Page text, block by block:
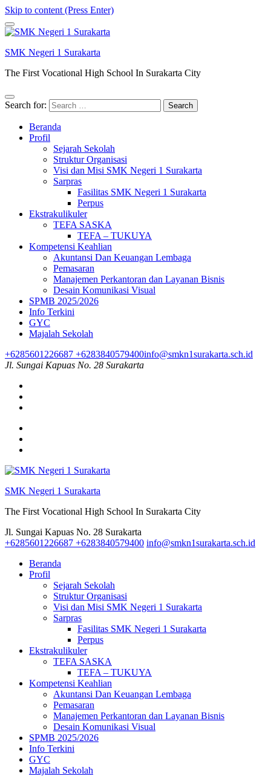
Skip to content (Press Enter)
SMK Negeri 1 Surakarta
The First Vocational High School In Surakarta City
Search for:
Beranda
Profil
Sejarah Sekolah
Struktur Organisasi
Visi dan Misi SMK Negeri 1 Surakarta
Sarpras
Fasilitas SMK Negeri 1 Surakarta
Perpus
Ekstrakulikuler
TEFA SASKA
TEFA – TUKUYA
Kompetensi Keahlian
Akuntansi Dan Keuangan Lembaga
Pemasaran
Manajemen Perkantoran dan Layanan Bisnis
Desain Komunikasi Visual
SPMB 2025/2026
Info Terkini
GYC
Majalah Sekolah
+6285601226687 +6283840579400info@smkn1surakarta.sch.id
Jl. Sungai Kapuas No. 28 Surakarta
SMK Negeri 1 Surakarta
The First Vocational High School In Surakarta City
Jl. Sungai Kapuas No. 28 Surakarta
+6285601226687 +6283840579400 info@smkn1surakarta.sch.id
Beranda
Profil
Sejarah Sekolah
Struktur Organisasi
Visi dan Misi SMK Negeri 1 Surakarta
Sarpras
Fasilitas SMK Negeri 1 Surakarta
Perpus
Ekstrakulikuler
TEFA SASKA
TEFA – TUKUYA
Kompetensi Keahlian
Akuntansi Dan Keuangan Lembaga
Pemasaran
Manajemen Perkantoran dan Layanan Bisnis
Desain Komunikasi Visual
SPMB 2025/2026
Info Terkini
GYC
Majalah Sekolah